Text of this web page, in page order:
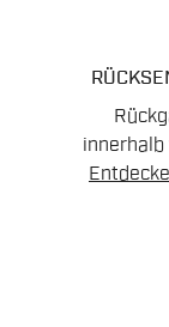
innerhalb